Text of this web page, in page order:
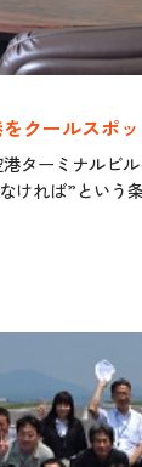
クールスポッ
ターミナルビ
ければ”という